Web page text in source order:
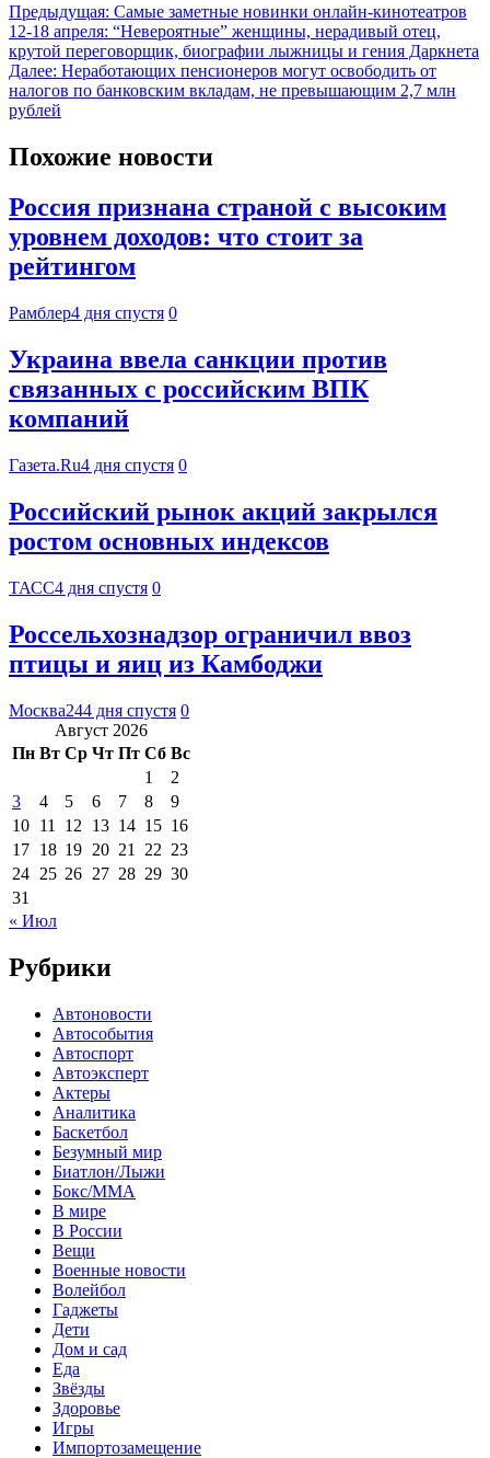
Предыдущая: Самые заметные новинки онлайн-кинотеатров
12-18 апреля: “Невероятные” женщины, нерадивый отец,
крутой переговорщик, биографии лыжницы и гения Даркнета
Далее: Неработающих пенсионеров могут освободить от
налогов по банковским вкладам, не превышающим 2,7 млн
рублей
Похожие новости
Россия признана страной с высоким
уровнем доходов: что стоит за
рейтингом
Рамблер4 дня спустя 0
Украина ввела санкции против
связанных с российским ВПК
компаний
Газета.Ru4 дня спустя 0
Российский рынок акций закрылся
ростом основных индексов
ТАСС4 дня спустя 0
Россельхознадзор ограничил ввоз
птицы и яиц из Камбоджи
Москва244 дня спустя 0
Август 2026
Пн Вт Ср Чт Пт Сб Вс
1
2
3
4 5 6 7 8
9
10 11 12 13 14 15 16
17 18 19 20 21 22 23
24 25 26 27 28 29 30
31
« Июл
Рубрики
Автоновости
Автособытия
Автоспорт
Автоэксперт
Актеры
Аналитика
Баскетбол
Безумный мир
Биатлон/Лыжи
Бокс/MMA
В мире
В России
Вещи
Военные новости
Волейбол
Гаджеты
Дети
Дом и сад
Еда
Звёзды
Здоровье
Игры
Импортозамещение